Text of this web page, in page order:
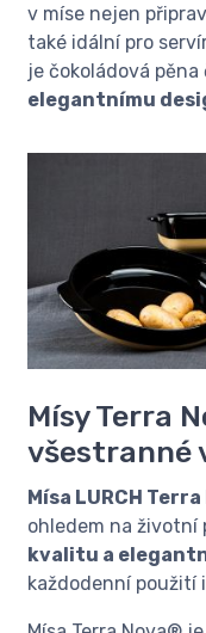
v míse nejen
také idální pro
je čokoládová pěna
elegantnímu
Mísy Terra
všestranné
Mísa LURCH
ohledem na životní
kvalitu a
každodenní použití